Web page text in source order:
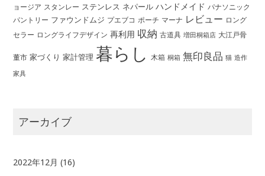
ョージア スタンレー ステンレス ネパール ハンドメイド パナソニック
パントリー ファウンドムジ プエブコ ポーチ マーナ レビュー ロング
セラー ロングライフデザイン 再利用 収納 古道具 増田桐箱店 大江戸骨
董市 家づくり 家計管理 暮らし 木箱 桐箱 無印良品 猫 造作
家具
アーカイブ
2022年12月 (16)